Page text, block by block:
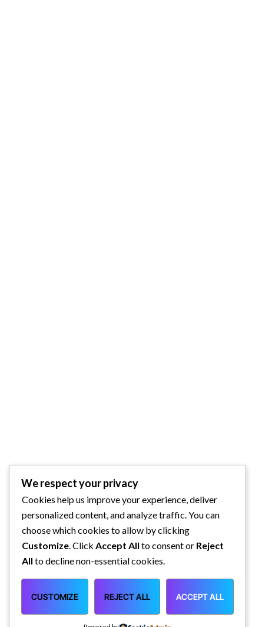
We respect your privacy
Cookies help us improve your experience, deliver
personalized content, and analyze traffic. You can
choose which cookies to allow by clicking
Customize. Click Accept All to consent or Reject
All to decline non-essential cookies.
CUSTOMIZE REJECT ALL ACCEPT ALL